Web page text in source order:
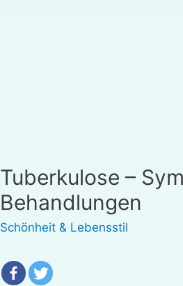
Tuberkulose –
Behandlungen
Schönheit & Lebensstil